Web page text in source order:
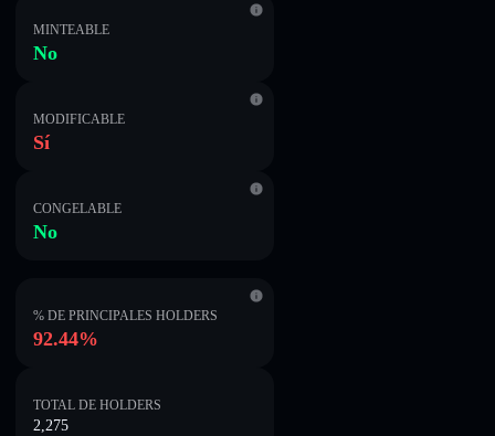
MINTEABLE
No
MODIFICABLE
Sí
CONGELABLE
No
% DE PRINCIPALES HOLDERS
92.44%
TOTAL DE HOLDERS
2,275